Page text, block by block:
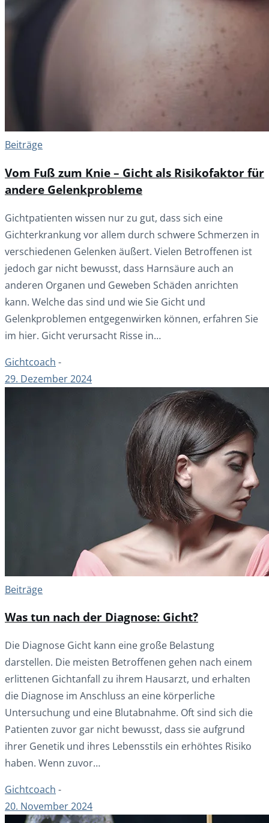
Beiträge
Vom Fuß zum Knie – Gicht als Risikofaktor für
andere Gelenkprobleme
Gichtpatienten wissen nur zu gut, dass sich eine
Gichterkrankung vor allem durch schwere Schmerzen in
verschiedenen Gelenken äußert. Vielen Betroffenen ist
jedoch gar nicht bewusst, dass Harnsäure auch an
anderen Organen und Geweben Schäden anrichten
kann. Welche das sind und wie Sie Gicht und
Gelenkproblemen entgegenwirken können, erfahren Sie
im hier. Gicht verursacht Risse in…
Gichtcoach -
29. Dezember 2024
Beiträge
Was tun nach der Diagnose: Gicht?
Die Diagnose Gicht kann eine große Belastung
darstellen. Die meisten Betroffenen gehen nach einem
erlittenen Gichtanfall zu ihrem Hausarzt, und erhalten
die Diagnose im Anschluss an eine körperliche
Untersuchung und eine Blutabnahme. Oft sind sich die
Patienten zuvor gar nicht bewusst, dass sie aufgrund
ihrer Genetik und ihres Lebensstils ein erhöhtes Risiko
haben. Wenn zuvor…
Gichtcoach -
20. November 2024